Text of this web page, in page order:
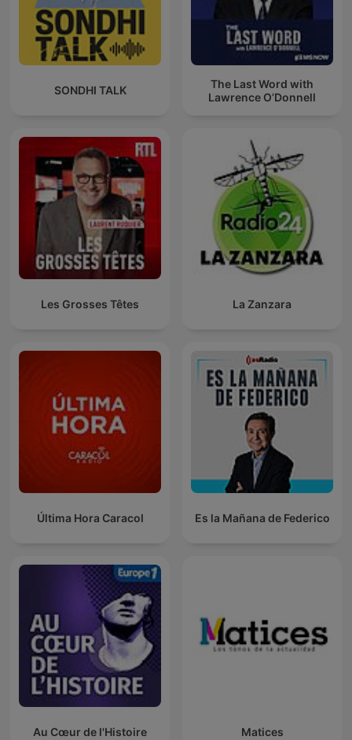
SONDHI TALK
The Last Word with
Lawrence O’Donnell
Les Grosses Têtes La Zanzara
Última Hora Caracol Es la Mañana de Federico
Au Cœur de l'Histoire Matices